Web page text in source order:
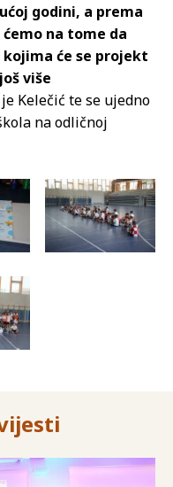
godini, a prema
na tome da
će se projekt
više
Kelečić te se ujedno
na odličnoj